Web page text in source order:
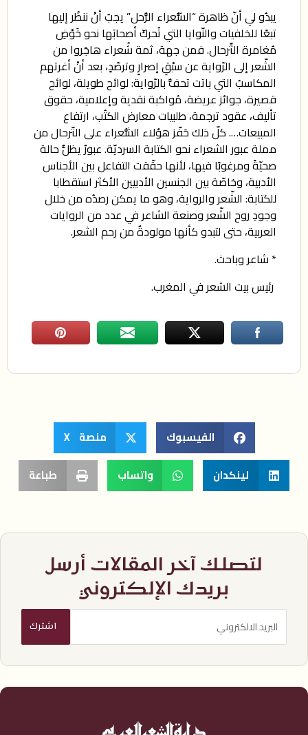
يبدُو لي أنّ ظاهرة “الشُّعراء الرُّحل” يجبُ أنْ ننظُر إليها
تبعًا للخلفيات والنّوايا التي تُحركّ أصحابَها نحو خَوْضِ
مُغامرة التِّرحال. فمن جهة، ثمة شُعراء هاجَروا من
الشّعر إلى الرّواية عن سبْقِ إصرارٍ وترصّدٍ، بعد أنْ أغرتهم
المكاسبُ التي باتت تحفُّ بالرّواية: لوائح طويلة، لوائح
قصيرة، جوائز عريضة، مُواكبة نقدية وإعلامية، حقوق
تأليف، عقود ترجمة، طلبيات معارض الكتُب، ارتفاع
المبيعات…. كلّ ذلك حَفّز هؤلاء الشُّعراء على التّرحال من
مملة عبور الشعراء نحو الكتابة السرديّة. عبورٌ يظلُّ حالة
صحيّةً ومرغوبًا فيها، لأنها حقّقت التفاعل بين الأجناس
الأدبية، وخاصّة بين الجنسين الأدبيين الأكثر استقطابا
للكتابة: الشّعر والرواية، وهو ما يمكن رصدُه من خلال
وجودِ روح الشّعر وصنعة الشاعر في عدد من الروايات
العربية، حتى لتبدو كأنها مولودةٌ من رحم الشعر.
* شاعر وباحث.
رئيس بيت الشعر في المغرب.
الفيسبوك
منصة X
لينكدان
واتساب طباعة
لتصلك آخر المقالات أرسل
بريدك الإلكتروني